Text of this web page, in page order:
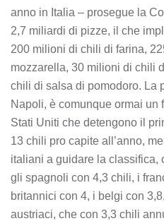
anno in Italia – prosegue la
2,7 miliardi di pizze, il che
200 milioni di chili di farina,
mozzarella, 30 milioni di chili
chili di salsa di pomodoro. La
Napoli, è comunque ormai un
Stati Uniti che detengono il
13 chili pro capite all’anno,
italiani a guidare la classifica,
gli spagnoli con 4,3 chili, i
britannici con 4, i belgi con
austriaci, che con 3,3 chili